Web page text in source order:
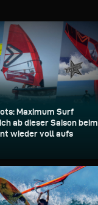
Maximum Surf
ab dieser Saison beim
wieder voll aufs